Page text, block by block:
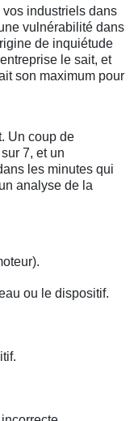
vos industriels dans
vulnérabilité dans
de inquiétude
le sait, et
son maximum pour
Un coup de
7, et un
les minutes qui
analyse de la
ou le dispositif.